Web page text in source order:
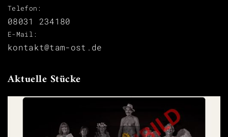
Telefon:
08031 234180
E-Mail:
kontakt@tam-ost.de
Aktuelle Stücke